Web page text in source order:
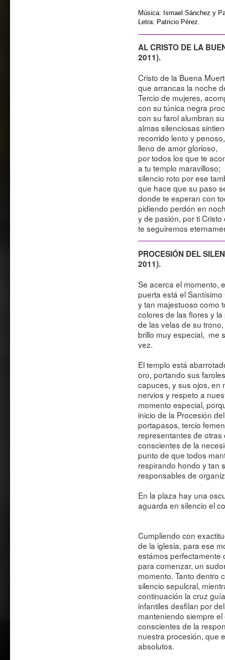
Música: Ismael Sánchez y
Letra: Patricio Pérez.
AL CRISTO DE LA
2011).
Cristo de la Buena
que arrancas la noche
Tercio de mujeres,
con su túnica negra
con su farol alumbran
almas silenciosas
recorrido lento y
lleno de amor glorioso,
por todos los que te
a tu templo maravilloso;
silencio roto por ese
que hace que su paso
donde te esperan con
pidiendo perdón en
y de pasión, por ti
te seguiremos
PROCESIÓN DEL
2011).
Se acerca el momento,
puerta está el
y tan majestuoso como
colores de las flores y
de las velas de su
brillo muy especial, me
vez.
El templo está
oro, portando sus
capuces, y sus ojos, en
nervios y respeto a
momento especial,
inicio de la Procesión
portapasos, tercio
representantes de
conscientes de la
punto de que todos
respirando hondo y tan
responsables de
En la plaza hay una
aguarda en silencio el
Cumpliendo con
de la iglesia, para ese
estámos perfectamente
para comenzar, un
momento. Tanto dentro
silencio sepulcral,
continuación la cruz
infantiles desfilan por
manteniendo siempre
conscientes de la
nuestra procesión, que
absolutos.